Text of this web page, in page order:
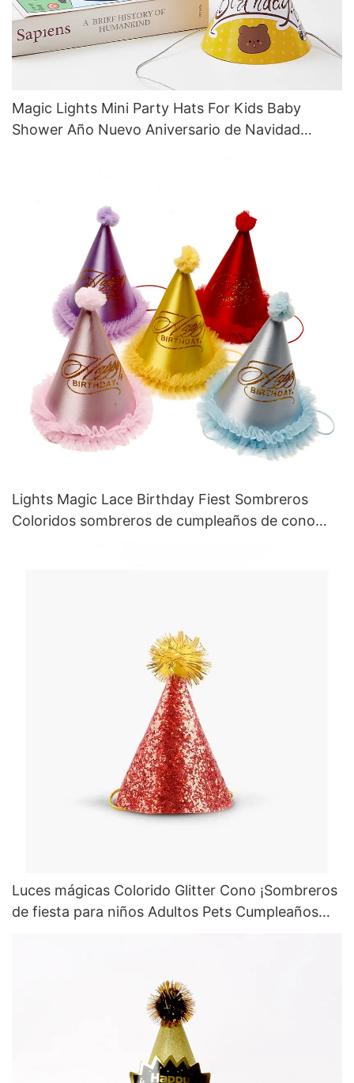
Magic Lights Mini Party Hats For Kids Baby
Shower Año Nuevo Aniversario de Navidad
Lights Magic Lace Birthday Fiest Sombreros
Coloridos sombreros de cumpleaños de cono
Luces mágicas Colorido Glitter Cono ¡Sombreros
de fiesta para niños Adultos Pets Cumpleaños